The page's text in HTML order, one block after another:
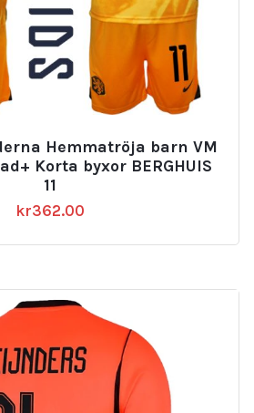
Hemmatröja barn VM
Korta byxor BERGHUIS
11
kr362.00